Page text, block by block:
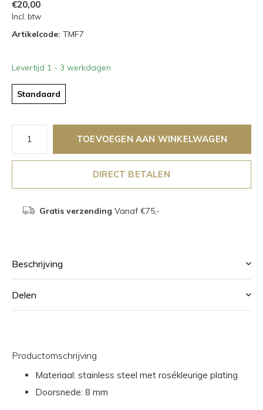
€20,00
Incl. btw
Artikelcode: TMF7
Levertijd 1 - 3 werkdagen
Standaard
TOEVOEGEN AAN WINKELWAGEN
DIRECT BETALEN
Gratis verzending Vanaf €75,-
Beschrijving
Delen
Productomschrijving
Materiaal: stainless steel met rosékleurige plating
Doorsnede: 8 mm